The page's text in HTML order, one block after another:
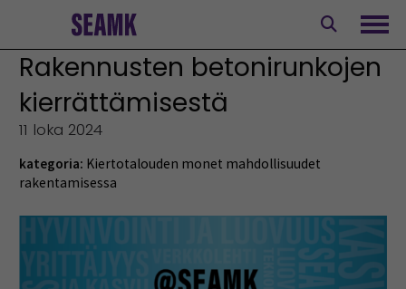
Rakennusten betonirunkojen
kierrättämisestä
11 loka 2024
kategoria: Kiertotalouden monet mahdollisuudet
rakentamisessa